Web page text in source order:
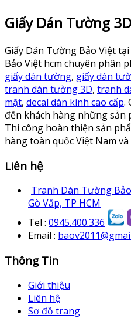
Giấy Dán Tường
Giấy Dán Tường Bảo Việt
Bảo Việt hcm chuyên phân
giấy dán tường, giấy dán
tranh dán tường 3D, tranh
mặt, decal dán kính cao cấp.
đến khách hàng những sản
Thi công hoàn thiện sản
hàng toàn quốc Việt Nam và
Liên hệ
Tranh Dán Tường
Gò Vấp, TP HCM
Tel : 0945.400.336
Email :
Thông Tin
Giới thiệu
Liên hệ
Sơ đồ trang